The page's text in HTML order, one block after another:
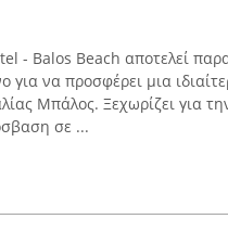
- Balos Beach αποτελεί
για να προσφέρει μια
Μπάλος. Ξεχωρίζει για
σε ...